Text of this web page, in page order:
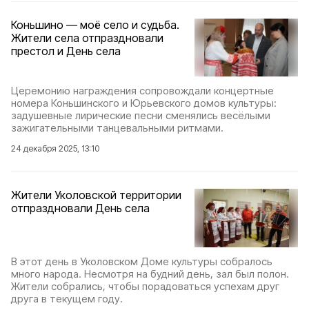
Коньшино — моё село и судьба.
Жители села отпраздновали
престол и День села
Церемонию награждения сопровождали концертные
номера Коньшинского и Юрьевского домов культуры:
задушевные лирические песни сменялись весёлыми
зажигательными танцевальными ритмами.
24 декабря 2025, 13:10
Жители Уколовской территории
отпраздновали День села
В этот день в Уколовском Доме культуры собралось
много народа. Несмотря на будний день, зал был полон.
Жители собрались, чтобы порадоваться успехам друг
друга в текущем году.